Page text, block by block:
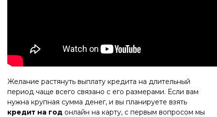
Желание растянуть выплату кредита на длительный
период чаще всего связано с его размерами. Если вам
нужна крупная сумма денег, и вы планируете взять
кредит на год онлайн на карту, с первым вопросом мы